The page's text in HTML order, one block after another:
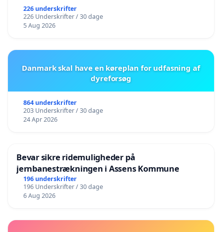
226 underskrifter
226 Underskrifter / 30 dage
5 Aug 2026
Danmark skal have en køreplan for udfasning af
dyreforsøg
864 underskrifter
203 Underskrifter / 30 dage
24 Apr 2026
Bevar sikre ridemuligheder på
jernbanestrækningen i Assens Kommune
196 underskrifter
196 Underskrifter / 30 dage
6 Aug 2026